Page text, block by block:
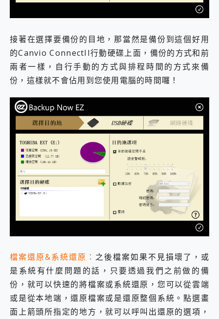
接著在選擇要備份的目地，那當然是備份到這個好用
的Canvio ConnectII行動硬碟上面，備份的方式和前
兩者一樣，自行手動的方式與排程時間的方式來備
份，這樣就不會佔用到您使用電腦的時間囉！
檔案還原&系統還原： 之後檔案如果不見損壞了，或
是系統有什麼問題的話，只要透過我們之前做的備
份，就可以快速的將檔案或系統還原，您可以從雲端
或是從本地端，還原檔案或是還原整個系統。點選畫
面上箭頭所指定的地方，就可以呼叫出還原的選項，